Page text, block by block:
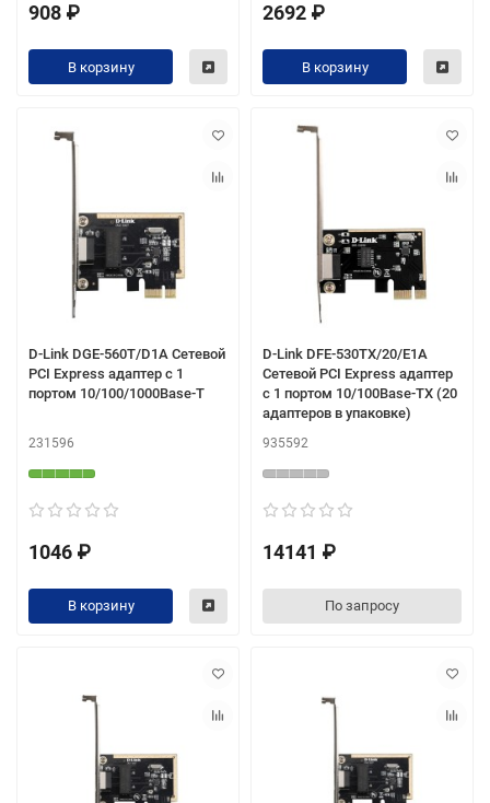
908 ₽
В корзину
2692 ₽
В корзину
D-Link DGE-560T/D1A Сетевой
PCI Express адаптер с 1
портом 10/100/1000Base-T
231596
1046 ₽
В корзину
D-Link DFE-530TX/20/E1A
Сетевой PCI Express адаптер
с 1 портом 10/100Base-TX (20
адаптеров в упаковке)
935592
14141 ₽
По запросу